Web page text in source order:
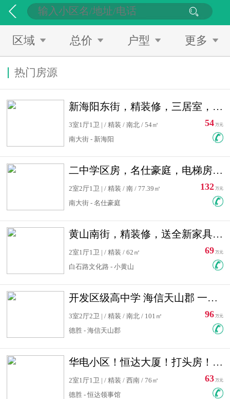
区域 总价 户型 更多
热门房源
新海阳东街，精装修，三居室，南北通透，拎包入住，单价低
3室1厅1卫 | / 精装 / 南北 / 54㎡
南大街 - 新海阳
54 万元
二中学区房，名仕豪庭，电梯房，双南卧室，单价低，急售
2室2厅1卫 | / 精装 / 南 / 77.39㎡
南大街 - 名仕豪庭
132 万元
黄山南街，精装修，送全新家具，看房有钥匙，实用面积大
2室1厅1卫 | / 精装 / 62㎡
白石路文化路 - 小黄山
69 万元
开发区级高中学 海信天山郡 一手合同没有税！ 送车位
3室2厅2卫 | / 精装 / 南北 / 101㎡
德胜 - 海信天山郡
96 万元
华电小区！恒达大厦！打头房！精装修！可低首付！随时看房！
2室1厅1卫 | / 精装 / 西南 / 76㎡
德胜 - 恒达领事馆
63 万元